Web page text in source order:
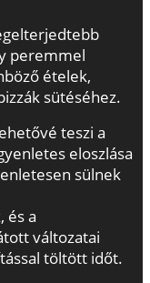
peremmel
ételek,
sütéséhez.
teszi a
eloszlása
sülnek
és a
változatai
töltött időt.